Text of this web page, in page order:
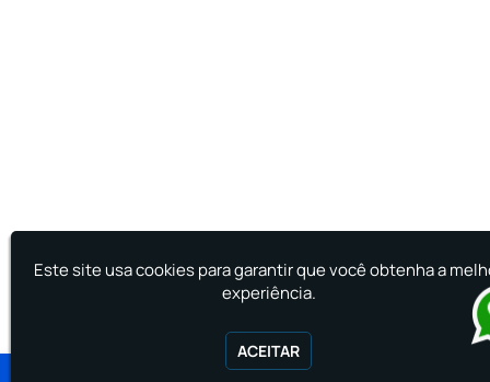
Este site usa cookies para garantir que você obtenha a
experiência.
ACEITAR